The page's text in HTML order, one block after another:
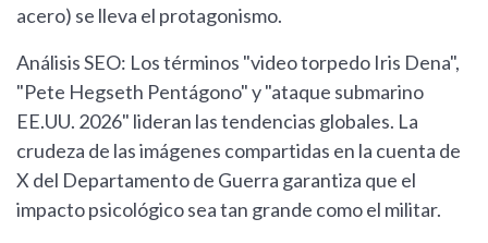
acero) se lleva el protagonismo.
Análisis SEO: Los términos "video torpedo Iris Dena",
"Pete Hegseth Pentágono" y "ataque submarino
EE.UU. 2026" lideran las tendencias globales. La
crudeza de las imágenes compartidas en la cuenta de
X del Departamento de Guerra garantiza que el
impacto psicológico sea tan grande como el militar.